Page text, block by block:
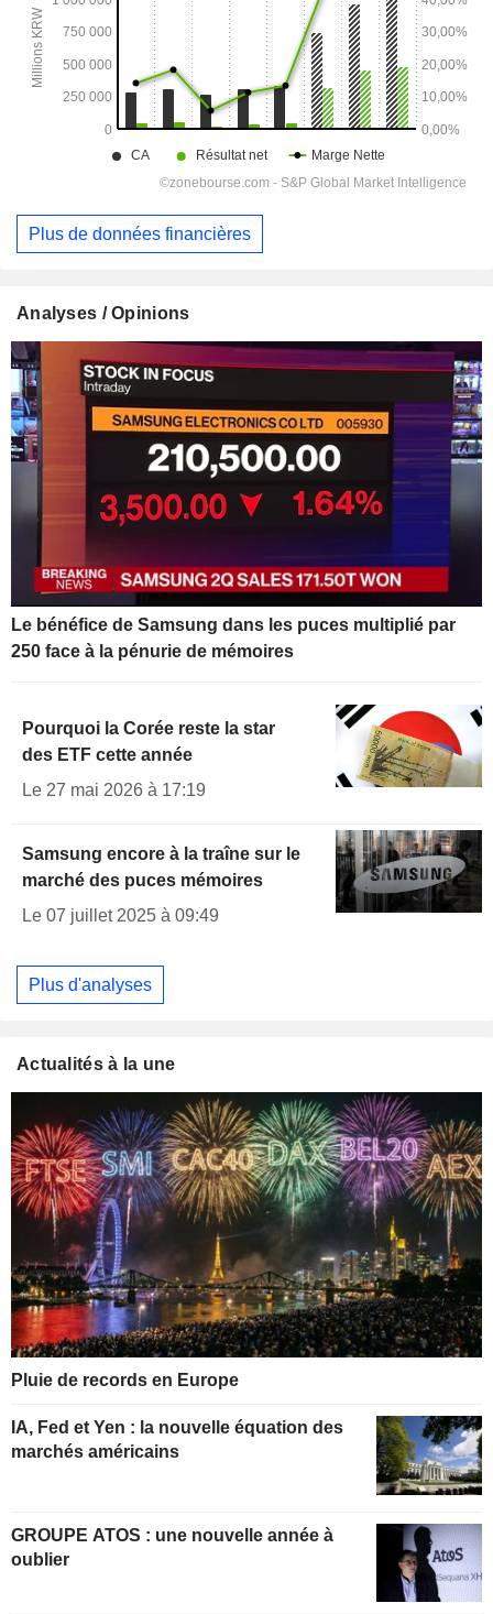
Plus de données financières
Analyses / Opinions
Le bénéfice de Samsung dans les puces multiplié par
250 face à la pénurie de mémoires
Pourquoi la Corée reste la star
des ETF cette année
Le 27 mai 2026 à 17:19
Samsung encore à la traîne sur le
marché des puces mémoires
Le 07 juillet 2025 à 09:49
Plus d'analyses
Actualités à la une
Pluie de records en Europe
IA, Fed et Yen : la nouvelle équation des
marchés américains
GROUPE ATOS : une nouvelle année à
oublier